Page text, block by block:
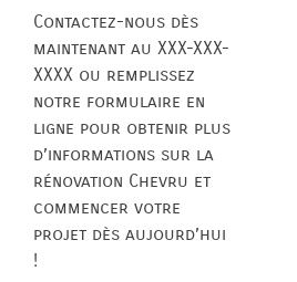
Contactez-nous dès
maintenant au XXX-XXX-
XXXX ou remplissez
notre formulaire en
ligne pour obtenir plus
d’informations sur la
rénovation Chevru et
commencer votre
projet dès aujourd’hui
!